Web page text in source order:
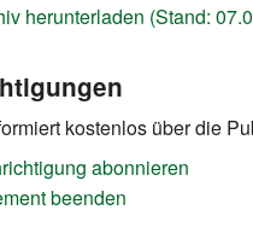
herunterladen (Stand:
kostenlos über die
abonnieren
beenden